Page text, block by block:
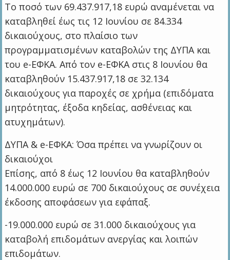
Το ποσό των 69.437.917,18 ευρώ αναμένεται να
καταβληθεί έως τις 12 Ιουνίου σε 84.334
δικαιούχους, στο πλαίσιο των
προγραμματισμένων καταβολών της ΔΥΠΑ και
του e-ΕΦΚΑ. Από τον e-ΕΦΚΑ στις 8 Ιουνίου θα
καταβληθούν 15.437.917,18 σε 32.134
δικαιούχους για παροχές σε χρήμα (επιδόματα
μητρότητας, έξοδα κηδείας, ασθένειας και
ατυχημάτων).
ΔΥΠΑ & e-ΕΦΚΑ: Όσα πρέπει να γνωρίζουν οι
δικαιούχοι
Επίσης, από 8 έως 12 Ιουνίου θα καταβληθούν
14.000.000 ευρώ σε 700 δικαιούχους σε συνέχεια
έκδοσης αποφάσεων για εφάπαξ.
-19.000.000 ευρώ σε 31.000 δικαιούχους για
καταβολή επιδομάτων ανεργίας και λοιπών
επιδομάτων.